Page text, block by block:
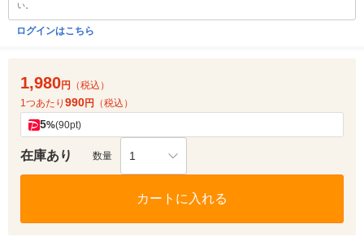
い。
ログインはこちら
1,980円
（税込）
1つあたり 990円 （税込）
5%(90pt)
在庫あり 数量 1
カートに入れる